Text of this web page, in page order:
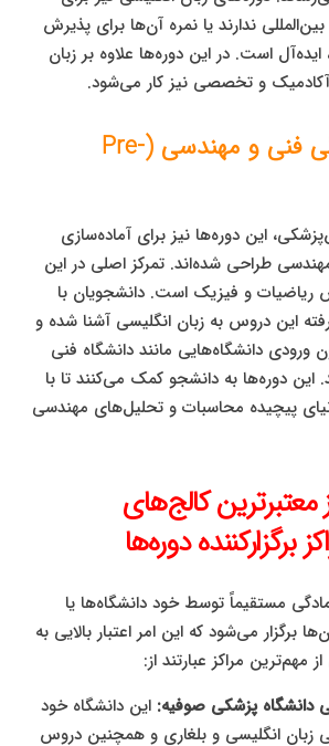
ندارند یا نمره آن‌ها برای پذیرش
است. در این دوره‌ها علاوه بر زبان
و تخصصی نیز کار می‌شود.
دوره‌های آمادگی فنی و مهندسی (Pre-
این دوره‌ها نیز برای آماده‌سازی
طراحی شده‌اند. تمرکز اصلی در این
ریاضیات و فیزیک است. دانشجویان با
این دروس به زبان انگلیسی آشنا شده و
ورودی دانشگاه‌هایی مانند دانشگاه فنی
دوره‌ها به دانشجو کمک می‌کنند تا با
پیچیده محاسبات و تحلیل‌های مهندسی
کالج‌های
برگزارکننده دوره‌ها
مستقیماً توسط خود دانشگاه‌ها یا
برگزار می‌شود که این امر اعتبار بالایی به
مراکز عبارتند از:
دانشگاه پزشکی صوفیه: این دانشگاه خود
زبان انگلیسی و بلغاری و همچنین دروس